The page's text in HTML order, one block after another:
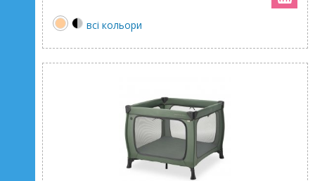
всі кольори